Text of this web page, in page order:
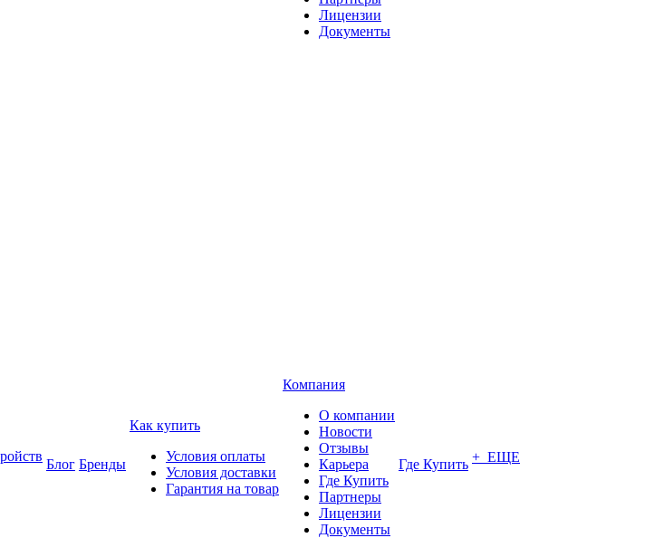
Лицензии
Документы
Блог Бренды
Как купить
Условия оплаты
Условия доставки
Гарантия на товар
Компания
О компании
Новости
Отзывы
Карьера
Где Купить
Партнеры
Лицензии
Документы
Где Купить + ЕЩЕ